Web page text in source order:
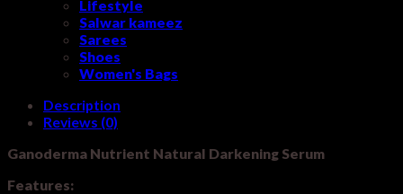
Lifestyle
Salwar kameez
Sarees
Shoes
Women's Bags
Description
Reviews (0)
Ganoderma Nutrient Natural Darkening Serum
Features: